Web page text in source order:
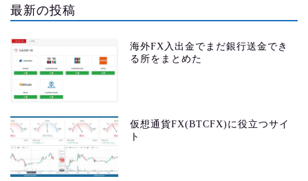
最新の投稿
海外FX入出金でまだ銀行送金でき
る所をまとめた
仮想通貨FX(BTCFX)に役立つサイ
ト